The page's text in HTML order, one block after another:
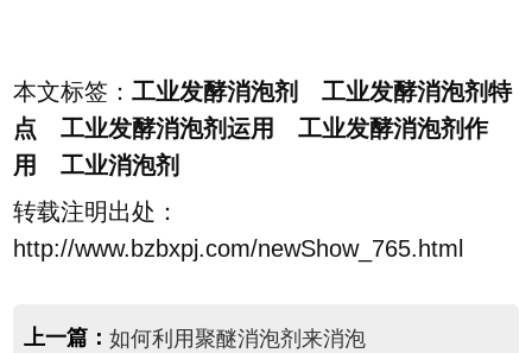
本文标签：工业发酵消泡剂 工业发酵消泡剂特
点 工业发酵消泡剂运用 工业发酵消泡剂作
用 工业消泡剂
转载注明出处：
http://www.bzbxpj.com/newShow_765.html
上一篇： 如何利用聚醚消泡剂来消泡